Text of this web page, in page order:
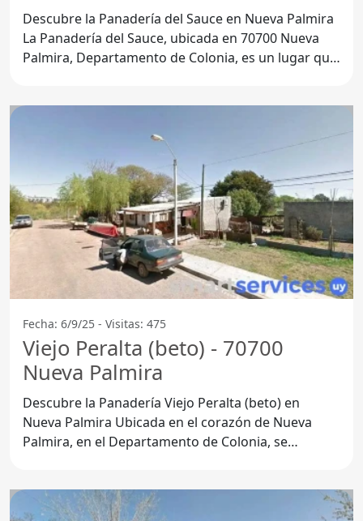
Descubre la Panadería del Sauce en Nueva Palmira
La Panadería del Sauce, ubicada en 70700 Nueva
Palmira, Departamento de Colonia, es un lugar que
Fecha: 6/9/25 - Visitas: 475
Viejo Peralta (beto) - 70700
Nueva Palmira
Descubre la Panadería Viejo Peralta (beto) en
Nueva Palmira Ubicada en el corazón de Nueva
Palmira, en el Departamento de Colonia, se